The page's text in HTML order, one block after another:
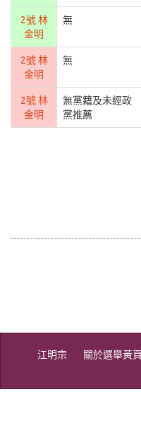
2號 林
金明
無
2號 林
金明
無
2號 林
金明
無黨籍及未經政
黨推薦
江明宗 關於選舉黃頁